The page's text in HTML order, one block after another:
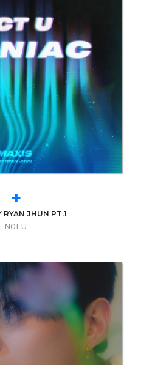
+
RYAN JHUN PT.1
NCT U